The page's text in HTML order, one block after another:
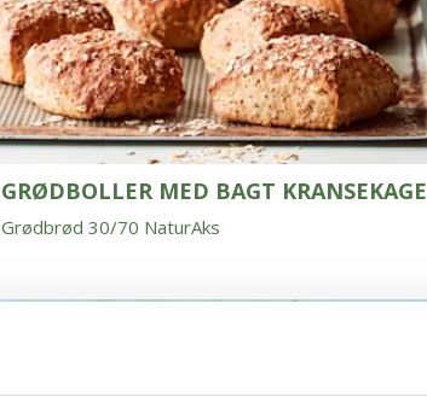
GRØDBOLLER MED BAGT KRANSEKAGE
Grødbrød 30/70 NaturAks